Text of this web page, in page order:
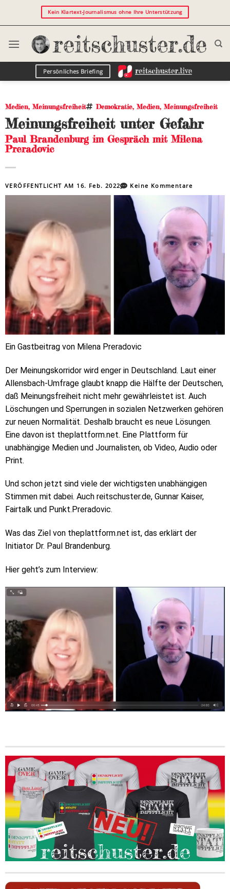
Kein Klartext-Journalismus ohne Ihre Unterstützung
Persönliches Briefing
Medien, Meinungsfreiheit Demokratie, Medien, Meinungsfreiheit
Meinungsfreiheit unter Gefahr
Paul Brandenburg im Gespräch mit Milena
Preradovic
VERÖFFENTLICHT AM 16. Feb. 2022 Keine Kommentare
Ein Gastbeitrag von Milena Preradovic
Der Meinungskorridor wird enger in Deutschland. Laut einer
Allensbach-Umfrage glaubt knapp die Hälfte der Deutschen,
daß Meinungsfreiheit nicht mehr gewährleistet ist. Auch
Löschungen und Sperrungen in sozialen Netzwerken gehören
zur neuen Normalität. Deshalb braucht es neue Lösungen.
Eine davon ist theplattform.net. Eine Plattform für
unabhängige Medien und Journalisten, ob Video, Audio oder
Print.
Und schon jetzt sind viele der wichtigsten unabhängigen
Stimmen mit dabei. Auch reitschuster.de, Gunnar Kaiser,
Fairtalk und Punkt.Preradovic.
Was das Ziel von theplattform.net ist, das erklärt der
Initiator Dr. Paul Brandenburg.
Hier geht’s zum Interview: